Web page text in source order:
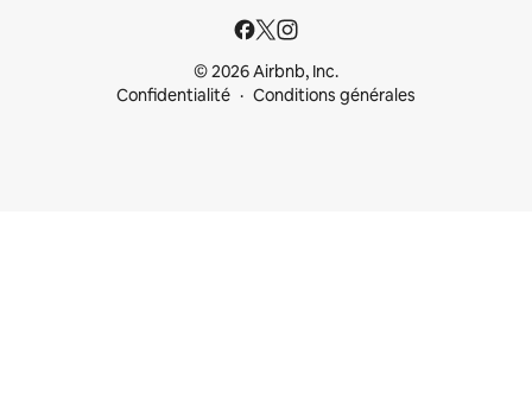
© 2026 Airbnb, Inc.
Confidentialité
Conditions générales